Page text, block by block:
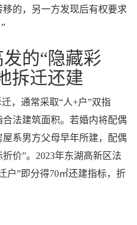
的，另一方发现后有权要求
的“隐藏彩
拆迁还建
，通常采取“人+户”双指
法建筑面积。若婚内将配偶
系男方父母早年所建，配偶
价”。2023年东湖高新区法
户”即分得70㎡还建指标，折